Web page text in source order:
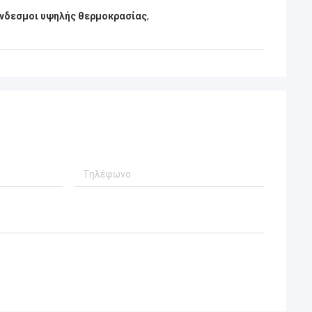
υψηλής θερμοκρασίας,